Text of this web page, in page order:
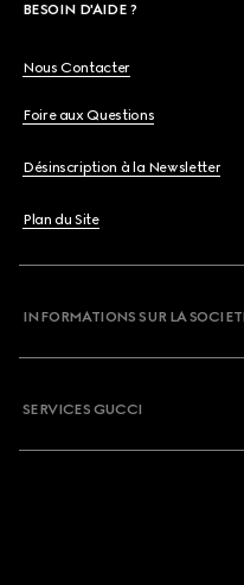
BESOIN D'AIDE ?
Nous Contacter
Foire aux Questions
Désinscription à la Newsletter
Plan du Site
INFORMATIONS SUR LA
SERVICES GUCCI